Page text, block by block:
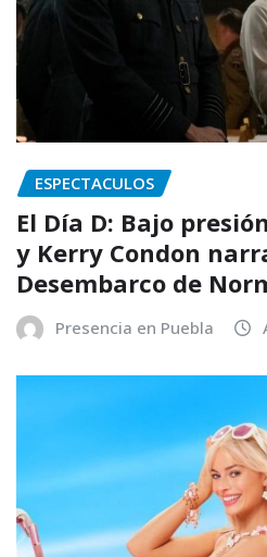
ESPECTACULOS
El Día D: Bajo
y Kerry Condon
Desembarco de
Presencia en Puebla